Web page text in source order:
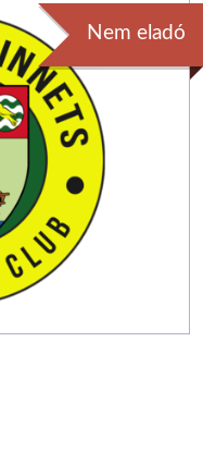
Nem eladó